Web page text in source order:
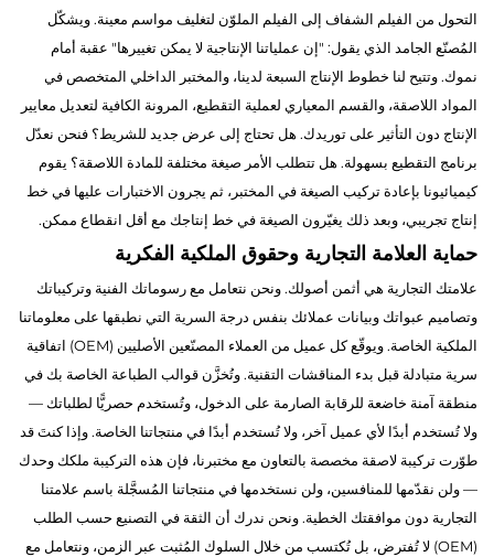
التحول من الفيلم الشفاف إلى الفيلم الملوّن لتغليف مواسم معينة. ويشكّل
المُصنّع الجامد الذي يقول: "إن عملياتنا الإنتاجية لا يمكن تغييرها" عقبة أمام
نموك. وتتيح لنا خطوط الإنتاج السبعة لدينا، والمختبر الداخلي المتخصص في
المواد اللاصقة، والقسم المعياري لعملية التقطيع، المرونة الكافية لتعديل معايير
الإنتاج دون التأثير على توريدك. هل تحتاج إلى عرض جديد للشريط؟ فنحن نعدّل
برنامج التقطيع بسهولة. هل تتطلب الأمر صيغة مختلفة للمادة اللاصقة؟ يقوم
كيميائيونا بإعادة تركيب الصيغة في المختبر، ثم يجرون الاختبارات عليها في خط
إنتاج تجريبي، وبعد ذلك يغيّرون الصيغة في خط إنتاجك مع أقل انقطاع ممكن.
حماية العلامة التجارية وحقوق الملكية الفكرية
علامتك التجارية هي أثمن أصولك. ونحن نتعامل مع رسوماتك الفنية وتركيباتك
وتصاميم عبواتك وبيانات عملائك بنفس درجة السرية التي نطبقها على معلوماتنا
الملكية الخاصة. ويوقّع كل عميل من العملاء المصنّعين الأصليين (OEM) اتفاقية
سرية متبادلة قبل بدء المناقشات التقنية. وتُخزَّن قوالب الطباعة الخاصة بك في
منطقة آمنة خاضعة للرقابة الصارمة على الدخول، وتُستخدم حصريًّا لطلباتك —
ولا تُستخدم أبدًا لأي عميل آخر، ولا تُستخدم أبدًا في منتجاتنا الخاصة. وإذا كنتَ قد
طوّرت تركيبة لاصقة مخصصة بالتعاون مع مختبرنا، فإن هذه التركيبة ملكك وحدك
— ولن نقدّمها للمنافسين، ولن نستخدمها في منتجاتنا المُسجَّلة باسم علامتنا
التجارية دون موافقتك الخطية. ونحن ندرك أن الثقة في التصنيع حسب الطلب
(OEM) لا تُفترض، بل تُكتسب من خلال السلوك المُثبت عبر الزمن، ونتعامل مع